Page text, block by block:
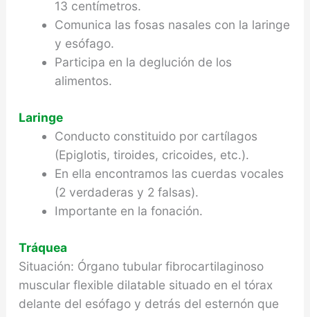
13 centímetros.
Comunica las fosas nasales con la laringe
y esófago.
Participa en la deglución de los
alimentos.
Laringe
Conducto constituido por cartílagos
(Epiglotis, tiroides, cricoides, etc.).
En ella encontramos las cuerdas vocales
(2 verdaderas y 2 falsas).
Importante en la fonación.
Tráquea
Situación: Órgano tubular fibrocartilaginoso
muscular flexible dilatable situado en el tórax
delante del esófago y detrás del esternón que